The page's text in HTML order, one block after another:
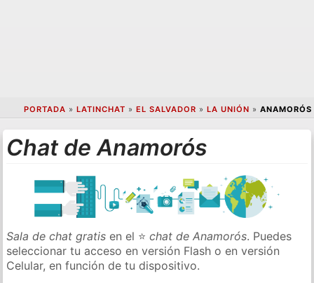
PORTADA » LATINCHAT » EL SALVADOR » LA UNIÓN » ANAMORÓS
Chat de Anamorós
Sala de chat gratis en el ⭐chat de Anamorós. Puedes
seleccionar tu acceso en versión Flash o en versión
Celular, en función de tu dispositivo.